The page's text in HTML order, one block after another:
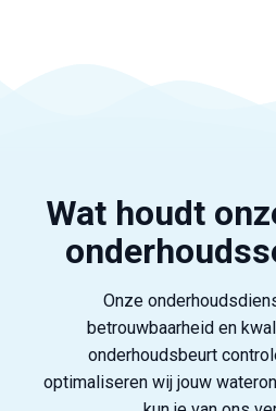
Wat houdt
Onze
betrouwbaarheid en
onderhoudsbeurt
optimaliseren wij jouw